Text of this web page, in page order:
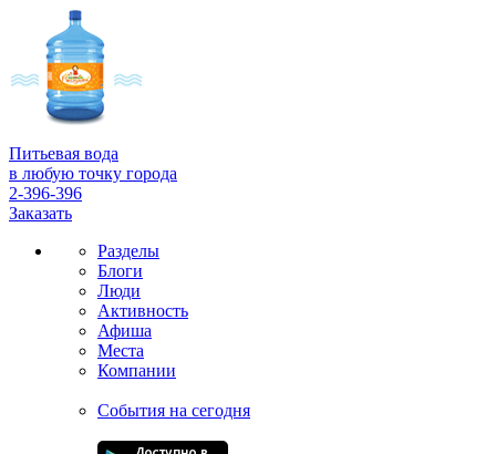
Питьевая вода
в любую точку города
2-396-396
Заказать
Разделы
Блоги
Люди
Активность
Афиша
Места
Компании
События на сегодня